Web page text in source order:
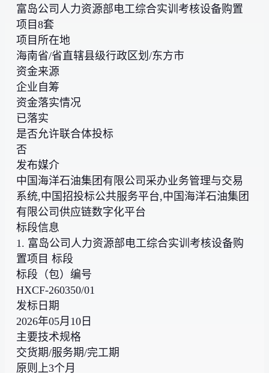
富岛公司人力资源部电工综合实训考核设备购置
项目8套
项目所在地
海南省/省直辖县级行政区划/东方市
资金来源
企业自筹
资金落实情况
已落实
是否允许联合体投标
否
发布媒介
中国海洋石油集团有限公司采办业务管理与交易
系统,中国招投标公共服务平台,中国海洋石油集团
有限公司供应链数字化平台
标段信息
1. 富岛公司人力资源部电工综合实训考核设备购
置项目 标段
标段（包）编号
HXCF-260350/01
发标日期
2026年05月10日
主要技术规格
交货期/服务期/完工期
原则上3个月